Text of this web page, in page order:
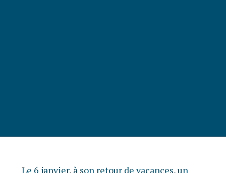
Le 6 janvier, à son retour de vacances, un